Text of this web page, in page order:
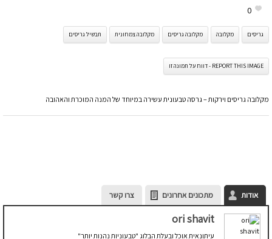
0
גריסים מקלובה מקלובה גריסים מקלובה צמחונית תבשיל גריסים
REPORT THIS IMAGE - דווח על תמונה זו
מקלובה גריסים וירקות – גרסה טבעונית עשירה במיוחד של המנה המוכרת והאהובה
אודות מתכונים אחרונים צרו קשר
ori shavit
עיתונאית אוכל ובעלת הבלוג "טבעוניות נהנות יותר"